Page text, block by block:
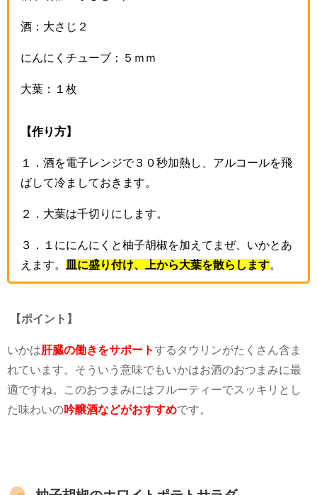
酒：大さじ２
にんにくチューブ：５ｍｍ
大葉：１枚
【作り方】
１．酒を電子レンジで３０秒加熱し、アルコールを飛
ばして冷ましておきます。
２．大葉は千切りにします。
３．１ににんにくと柚子胡椒を加えてまぜ、いかとあ
えます。
皿に盛り付け、上から大葉を散らします。
【ポイント】
いかは 肝臓の働きをサポートするタウリンがたくさん含ま
れています。そういう意味でもいかはお酒のおつまみに最
適ですね。このおつまみにはフルーティーでスッキリとし
た味わいの吟醸酒などがおすすめです。